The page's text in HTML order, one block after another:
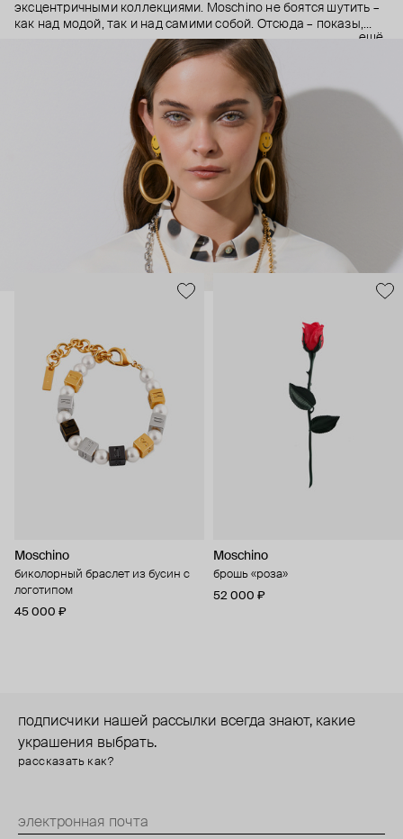
эксцентричными коллекциями. Moschino не боятся шутить –
как над модой, так и над самими собой. Отсюда – показы,
мгновенно становящиеся главными событиями, вирусные
выходы селебрити (помните Кэти Перри в платье-люстре на
бале Института костюма Met Gala в 2019 году?) и
коллаборации с самыми неожиданными кандидатами, от
«Улицы Сезам» до The Sims. Украшения бренда –
гипертрофированно праздничные, практически
нарисованные: с кристаллами размером с ладонь и будто бы
расплавленными сердцами.
ещё
Moschino
биколорный браслет из бусин с
логотипом
45 000 ₽
Moschino
брошь «роза»
52 000 ₽
подписчики нашей рассылки всегда знают, какие
украшения выбрать.
рассказать как?